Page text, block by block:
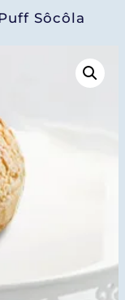
Sôcôla